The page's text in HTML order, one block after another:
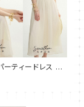
ーティードレス ワ
グ